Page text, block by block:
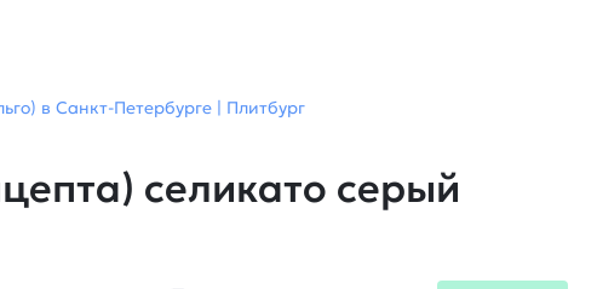
в Санкт-Петербурге | Плитбург
селикато серый